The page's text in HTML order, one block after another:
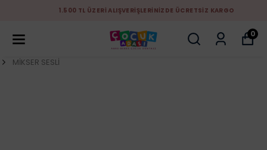
1.500 TL ÜZERİ ALIŞVERİŞLERİNİZDE ÜCRETSİZ KARGO
0
MİKSER SESLİ